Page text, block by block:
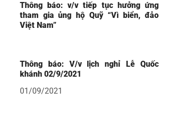
Thông báo: v/v tiếp tục hưởng ứng
tham gia ủng hộ Quỹ “Vì biển, đảo
Việt Nam”
Thông báo: V/v lịch nghỉ Lễ Quốc
khánh 02/9/2021
01/09/2021